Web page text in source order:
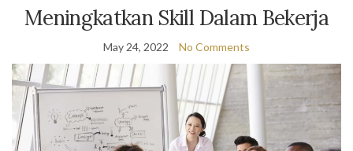
Meningkatkan Skill Dalam Bekerja
May 24, 2022 No Comments